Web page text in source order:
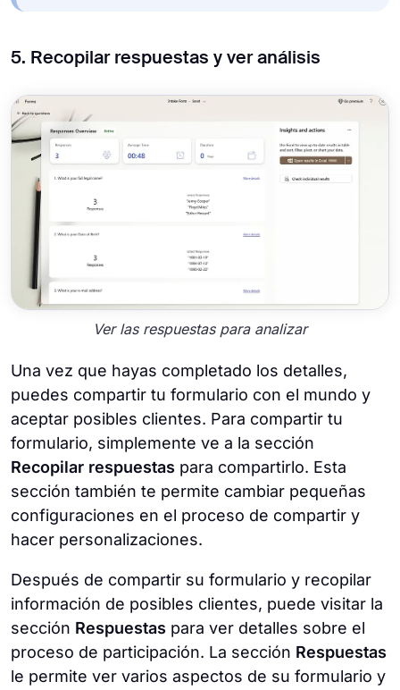
5. Recopilar respuestas y ver análisis
Ver las respuestas para analizar
Una vez que hayas completado los detalles,
puedes compartir tu formulario con el mundo y
aceptar posibles clientes. Para compartir tu
formulario, simplemente ve a la sección
Recopilar respuestas para compartirlo. Esta
sección también te permite cambiar pequeñas
configuraciones en el proceso de compartir y
hacer personalizaciones.
Después de compartir su formulario y recopilar
información de posibles clientes, puede visitar la
sección Respuestas para ver detalles sobre el
proceso de participación. La sección Respuestas
le permite ver varios aspectos de su formulario y